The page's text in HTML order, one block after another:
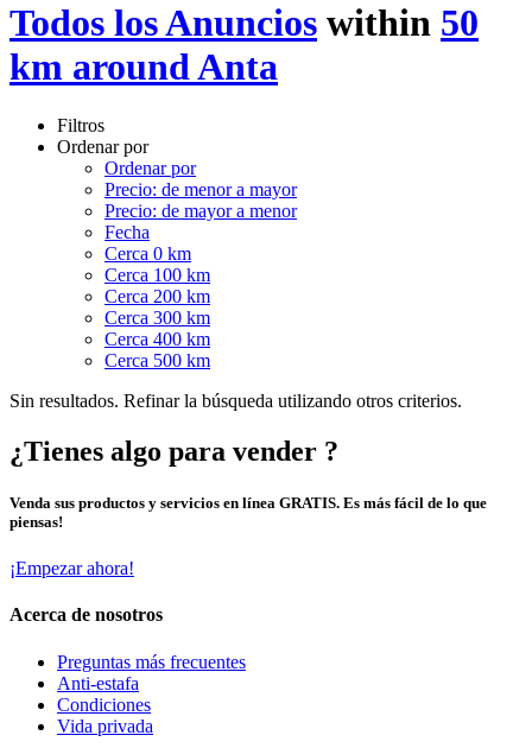
Todos los Anuncios within 50
km around Anta
Filtros
Ordenar por
Ordenar por
Precio: de menor a mayor
Precio: de mayor a menor
Fecha
Cerca 0 km
Cerca 100 km
Cerca 200 km
Cerca 300 km
Cerca 400 km
Cerca 500 km
Sin resultados. Refinar la búsqueda utilizando otros criterios.
¿Tienes algo para vender ?
Venda sus productos y servicios en línea GRATIS. Es más fácil de lo que
piensas!
¡Empezar ahora!
Acerca de nosotros
Preguntas más frecuentes
Anti-estafa
Condiciones
Vida privada